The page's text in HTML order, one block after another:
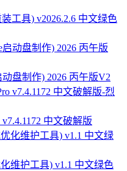
工具) v2026.2.6 中文绿色
盘制作) 2026 丙午版V2
中文破解版
维护工具) v1.1 中文绿色